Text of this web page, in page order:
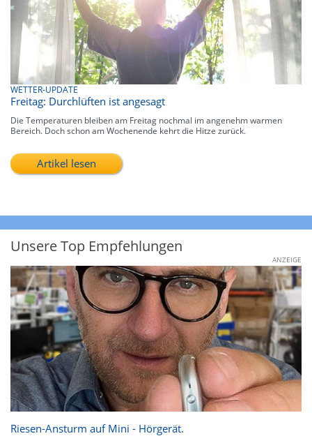
WETTER-UPDATE
Freitag: Durchlüften ist angesagt
Die Temperaturen bleiben am Freitag nochmal im angenehm warmen
Bereich. Doch schon am Wochenende kehrt die Hitze zurück.
Artikel lesen
Unsere Top Empfehlungen
ANZEIGE
Riesen-Ansturm auf Mini - Hörgerät.